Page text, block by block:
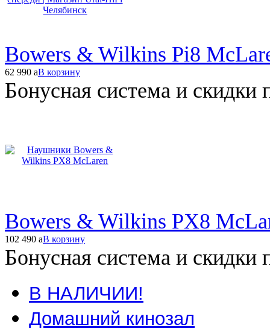
Bowers & Wilkins Pi8
62 990 aВ корзину
Бонусная система и скидки
Bowers & Wilkins PX8
102 490 aВ корзину
Бонусная система и скидки
В НАЛИЧИИ!
Домашний кинозал